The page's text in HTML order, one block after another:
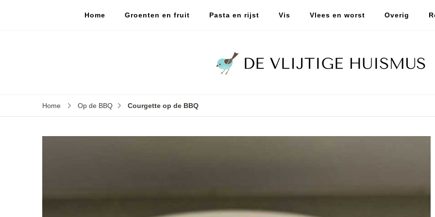
Home Groenten en fruit Pasta en rijst Vis Vlees en worst Overig
Home Op de BBQ Courgette op de BBQ